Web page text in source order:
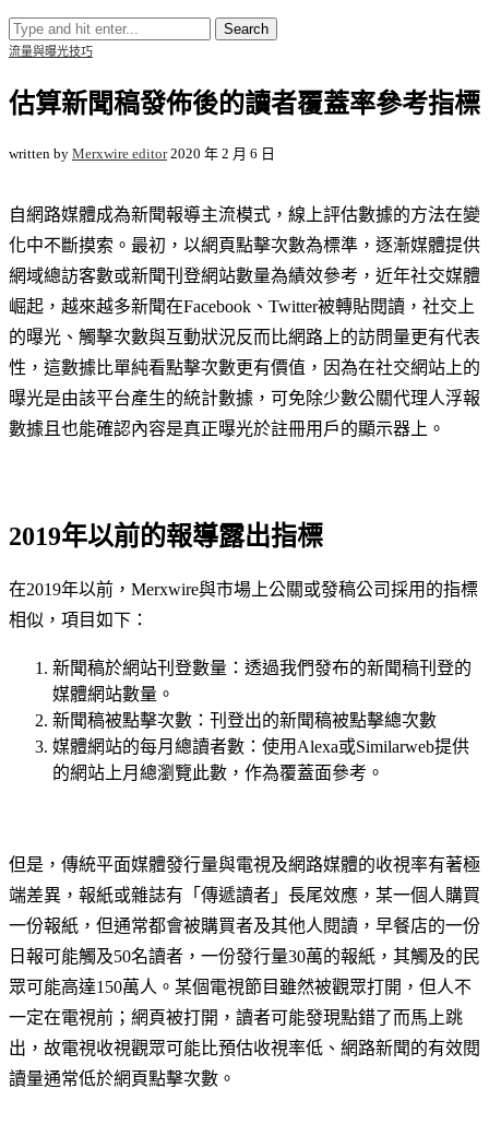
Search
流量與曝光技巧
估算新聞稿發佈後的讀者覆蓋率參考指標
written by Merxwire editor 2020 年 2 月 6 日
自網路媒體成為新聞報導主流模式，線上評估數據的方法在變
化中不斷摸索。最初，以網頁點擊次數為標準，逐漸媒體提供
網域總訪客數或新聞刊登網站數量為績效參考，近年社交媒體
崛起，越來越多新聞在Facebook、Twitter被轉貼閱讀，社交上
的曝光、觸擊次數與互動狀況反而比網路上的訪問量更有代表
性，這數據比單純看點擊次數更有價值，因為在社交網站上的
曝光是由該平台產生的統計數據，可免除少數公關代理人浮報
數據且也能確認內容是真正曝光於註冊用戶的顯示器上。
2019年以前的報導露出指標
在2019年以前，Merxwire與市場上公關或發稿公司採用的指標
相似，項目如下：
新聞稿於網站刊登數量：透過我們發布的新聞稿刊登的
媒體網站數量。
新聞稿被點擊次數：刊登出的新聞稿被點擊總次數
媒體網站的每月總讀者數：使用Alexa或Similarweb提供
的網站上月總瀏覽此數，作為覆蓋面參考。
但是，傳統平面媒體發行量與電視及網路媒體的收視率有著極
端差異，報紙或雜誌有「傳遞讀者」長尾效應，某一個人購買
一份報紙，但通常都會被購買者及其他人閱讀，早餐店的一份
日報可能觸及50名讀者，一份發行量30萬的報紙，其觸及的民
眾可能高達150萬人。某個電視節目雖然被觀眾打開，但人不
一定在電視前；網頁被打開，讀者可能發現點錯了而馬上跳
出，故電視收視觀眾可能比預估收視率低、網路新聞的有效閱
讀量通常低於網頁點擊次數。